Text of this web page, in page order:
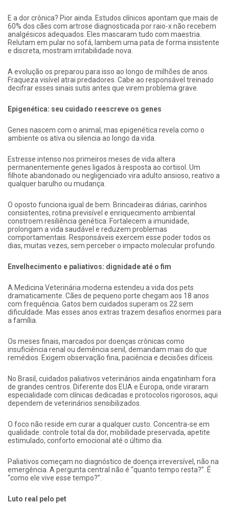
E a dor crônica? Pior ainda. Estudos clínicos apontam que mais de
60% dos cães com artrose diagnosticada por raio-x não recebem
analgésicos adequados. Eles mascaram tudo com maestria.
Relutam em pular no sofá, lambem uma pata de forma insistente
e discreta, mostram irritabilidade nova.
A evolução os preparou para isso ao longo de milhões de anos.
Fraqueza visível atrai predadores. Cabe ao responsável treinado
decifrar esses sinais sutis antes que virem problema grave.
Epigenética: seu cuidado reescreve os genes
Genes nascem com o animal, mas epigenética revela como o
ambiente os ativa ou silencia ao longo da vida.
Estresse intenso nos primeiros meses de vida altera
permanentemente genes ligados à resposta ao cortisol. Um
filhote abandonado ou negligenciado vira adulto ansioso, reativo a
qualquer barulho ou mudança.
O oposto funciona igual de bem. Brincadeiras diárias, carinhos
consistentes, rotina previsível e enriquecimento ambiental
constroem resiliência genética. Fortalecem a imunidade,
prolongam a vida saudável e reduzem problemas
comportamentais. Responsáveis exercem esse poder todos os
dias, muitas vezes, sem perceber o impacto molecular profundo.
Envelhecimento e paliativos: dignidade até o fim
A Medicina Veterinária moderna estendeu a vida dos pets
dramaticamente. Cães de pequeno porte chegam aos 18 anos
com frequência. Gatos bem cuidados superam os 22 sem
dificuldade. Mas esses anos extras trazem desafios enormes para
a família.
Os meses finais, marcados por doenças crônicas como
insuficiência renal ou demência senil, demandam mais do que
remédios. Exigem observação fina, paciência e decisões difíceis.
No Brasil, cuidados paliativos veterinários ainda engatinham fora
de grandes centros. Diferente dos EUA e Europa, onde viraram
especialidade com clínicas dedicadas e protocolos rigorosos, aqui
dependem de veterinários sensibilizados.
O foco não reside em curar a qualquer custo. Concentra-se em
qualidade: controle total da dor, mobilidade preservada, apetite
estimulado, conforto emocional até o último dia.
Paliativos começam no diagnóstico de doença irreversível, não na
emergência. A pergunta central não é “quanto tempo resta?”. É
“como ele vive esse tempo?”.
Luto real pelo pet